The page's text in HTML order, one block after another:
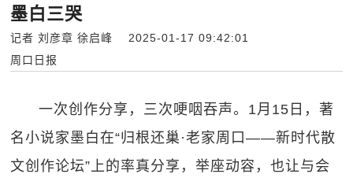
墨白三哭
记者 刘彦章 徐启峰 2025-01-17 09:42:01
周口日报
一次创作分享，三次哽咽吞声。1月15日，著
名小说家墨白在“归根还巢·老家周口——新时代散
文创作论坛”上的率真分享，举座动容，也让与会